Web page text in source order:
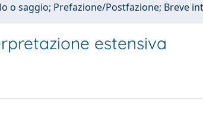
o saggio; Prefazione/Postfazione; Breve
estensiva